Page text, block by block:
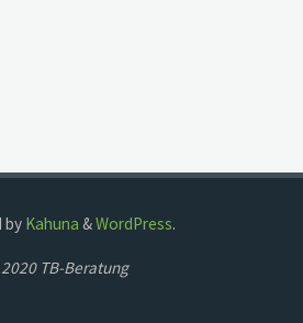
by Kahuna &WordPress.
TB-Beratung